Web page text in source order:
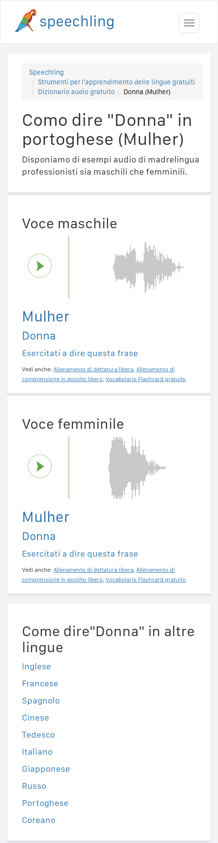
Toggle
Speechling
Strumenti per l'apprendimento delle lingue gratuiti
Dizionario audio gratuito
Donna (Mulher)
Como dire "Donna" in
portoghese (Mulher)
Disponiamo di esempi audio di madrelingua
professionisti sia maschili che femminili.
Voce maschile
Mulher
Donna
Esercitati a dire questa frase
Vedi anche: Allenamento di dettatura libera, Allenamento di
comprensione in ascolto libero, Vocabolario Flashcard gratuito
Voce femminile
Mulher
Donna
Esercitati a dire questa frase
Vedi anche: Allenamento di dettatura libera, Allenamento di
comprensione in ascolto libero, Vocabolario Flashcard gratuito
Come dire"Donna" in altre
lingue
Inglese
Francese
Spagnolo
Cinese
Tedesco
Italiano
Giapponese
Russo
Portoghese
Coreano